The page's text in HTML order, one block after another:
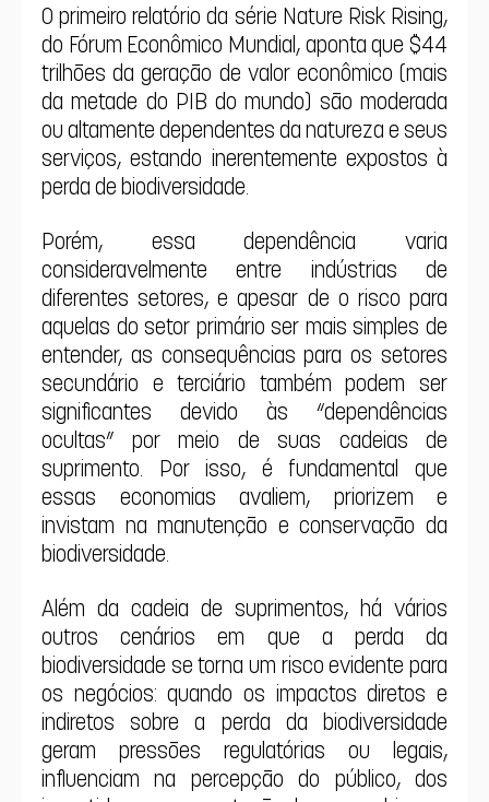
O primeiro relatório da série Nature Risk Rising,
do Fórum Econômico Mundial, aponta que $44
trilhões da geração de valor econômico (mais
da metade do PIB do mundo) são moderada
ou altamente dependentes da natureza e seus
serviços, estando inerentemente expostos à
perda de biodiversidade.
Porém, essa dependência varia
consideravelmente entre indústrias de
diferentes setores, e apesar de o risco para
aquelas do setor primário ser mais simples de
entender, as consequências para os setores
secundário e terciário também podem ser
significantes devido às “dependências
ocultas” por meio de suas cadeias de
suprimento. Por isso, é fundamental que
essas economias avaliem, priorizem e
invistam na manutenção e conservação da
biodiversidade.
Além da cadeia de suprimentos, há vários
outros cenários em que a perda da
biodiversidade se torna um risco evidente para
os negócios: quando os impactos diretos e
indiretos sobre a perda da biodiversidade
geram pressões regulatórias ou legais,
influenciam na percepção do público, dos